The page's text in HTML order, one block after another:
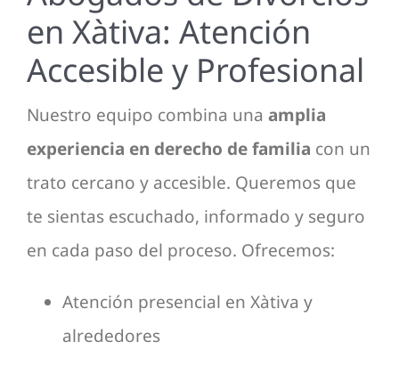
en Xàtiva: Atención
Accesible y Profesional
Nuestro equipo combina una amplia
experiencia en derecho de familia con un
trato cercano y accesible. Queremos que
te sientas escuchado, informado y seguro
en cada paso del proceso. Ofrecemos:
Atención presencial en Xàtiva y
alrededores